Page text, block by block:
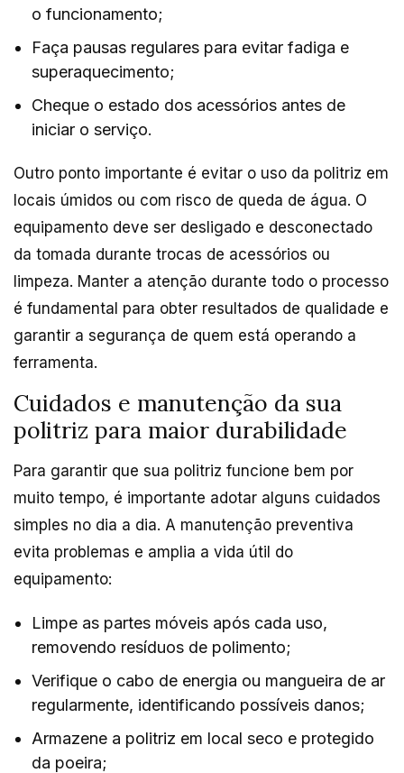
o funcionamento;
Faça pausas regulares para evitar fadiga e
superaquecimento;
Cheque o estado dos acessórios antes de
iniciar o serviço.
Outro ponto importante é evitar o uso da politriz em
locais úmidos ou com risco de queda de água. O
equipamento deve ser desligado e desconectado
da tomada durante trocas de acessórios ou
limpeza. Manter a atenção durante todo o processo
é fundamental para obter resultados de qualidade e
garantir a segurança de quem está operando a
ferramenta.
Cuidados e manutenção da sua
politriz para maior durabilidade
Para garantir que sua politriz funcione bem por
muito tempo, é importante adotar alguns cuidados
simples no dia a dia. A manutenção preventiva
evita problemas e amplia a vida útil do
equipamento:
Limpe as partes móveis após cada uso,
removendo resíduos de polimento;
Verifique o cabo de energia ou mangueira de ar
regularmente, identificando possíveis danos;
Armazene a politriz em local seco e protegido
da poeira;